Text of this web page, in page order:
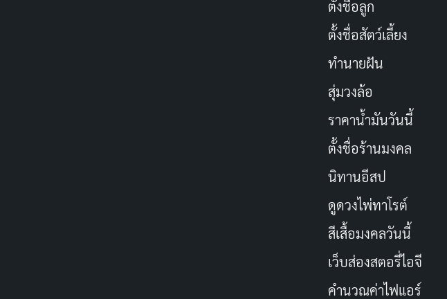
ตั้งชื่อลูก
ตั้งชื่อสัตว์เลี้ยง
ทำนายฝัน
สุ่มวงล้อ
ราคาน้ำมันวันนี้
ตั้งชื่อร้านมงคล
นิทานอีสป
ดูดวงไพ่ทาโรต์
สีเสื้อมงคลวันนี้
เว็บส่องสตอรี่ไอจี
คำนวณค่าไฟแอร์